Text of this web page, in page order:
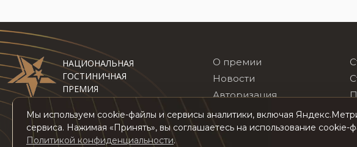
НАЦИОНАЛЬНАЯ
ГОСТИНИЧНАЯ
ПРЕМИЯ
О премии
Новости
Авторизация
Топ 100 отелей России
Мы используем cookie-файлы и сервисы аналитики, включая
сервиса. Нажимая «Принять», вы соглашаетесь на использование cookie-
Политикой конфиденциальности.